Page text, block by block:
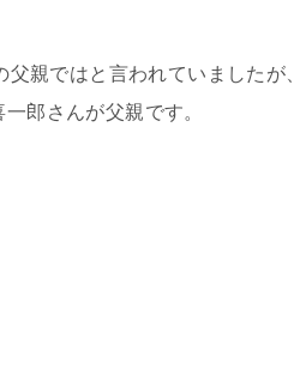
親ではと言われていましたが、
郎さんが父親です。